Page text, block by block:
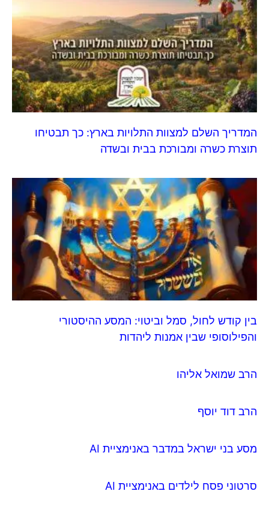
המדריך השלם למצוות התלויות בארץ: כך תבטיחו
תוצרת כשרה ומבורכת בבית ובשדה
בין קודש לחול, סמל וביטוי: המסע ההיסטורי
והפילוסופי שבין אמנות ליהדות
הרב שמואל אליהו
הרב דוד יוסף
מסע בני ישראל במדבר באנימציית AI
סרטוני פסח לילדים באנימציית AI